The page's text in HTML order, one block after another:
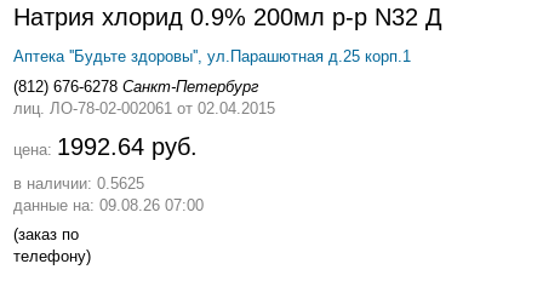
Натрия хлорид 0.9% 200мл р-р N32 Д
Аптека ''Будьте здоровы'', ул.Парашютная д.25 корп.1
(812) 676-6278 Санкт-Петербург
лиц. ЛО-78-02-002061 от 02.04.2015
цена: 1992.64 руб.
в наличии: 0.5625
данные на: 09.08.26 07:00
(заказ по
телефону)